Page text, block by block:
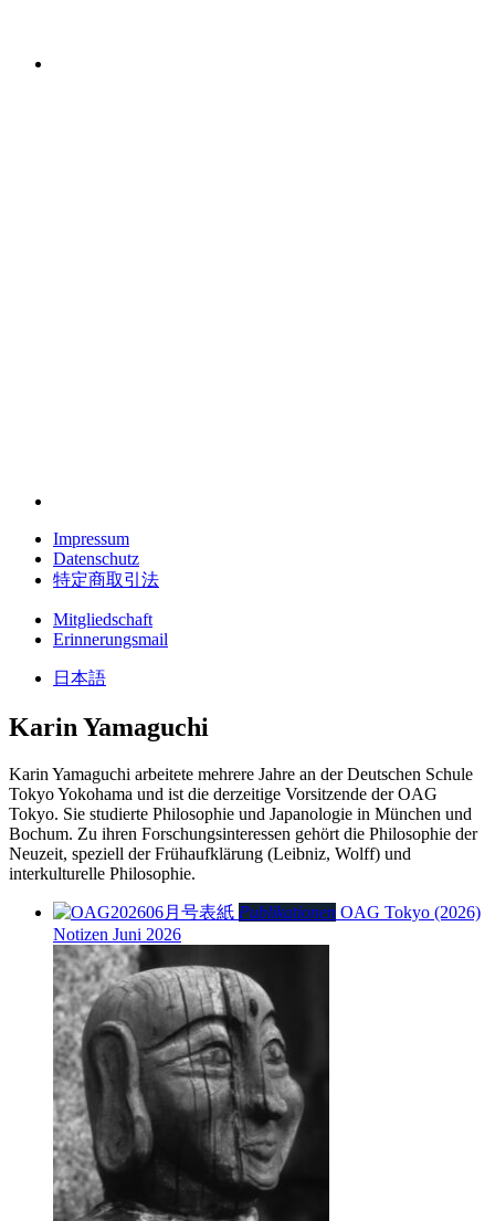
Impressum
Datenschutz
特定商取引法
Mitgliedschaft
Erinnerungsmail
日本語
Karin Yamaguchi
Karin Yamaguchi arbeitete mehrere Jahre an der Deutschen Schule
Tokyo Yokohama und ist die derzeitige Vorsitzende der OAG
Tokyo. Sie studierte Philosophie und Japanologie in München und
Bochum. Zu ihren Forschungsinteressen gehört die Philosophie der
Neuzeit, speziell der Frühaufklärung (Leibniz, Wolff) und
interkulturelle Philosophie.
Publikationen OAG Tokyo (2026)
Notizen Juni 2026